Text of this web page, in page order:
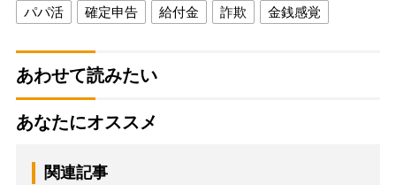
パパ活 確定申告 給付金 詐欺 金銭感覚
あわせて読みたい
あなたにオススメ
関連記事